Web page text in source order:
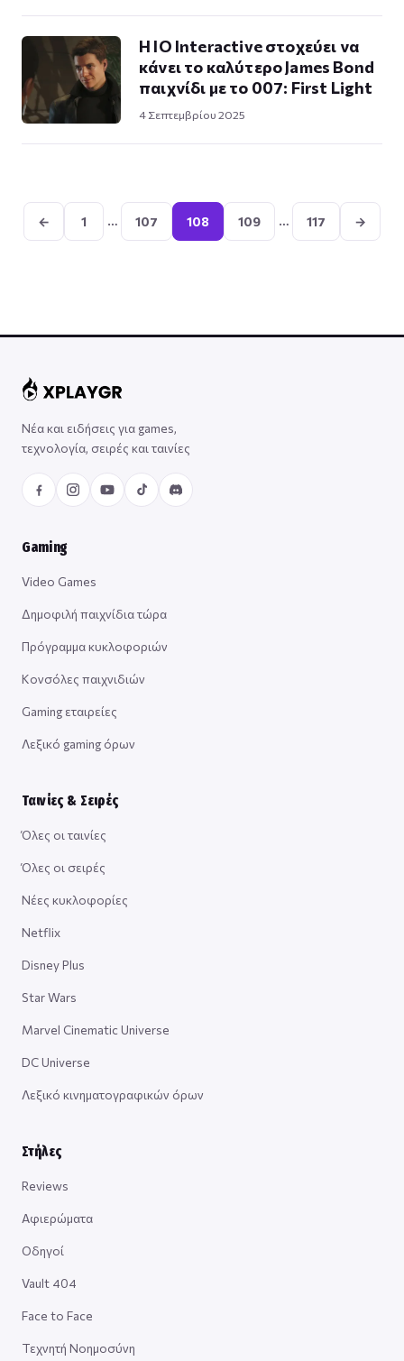
Η IO Interactive στοχεύει να
κάνει το καλύτερο James Bond
παιχνίδι με το 007: First Light
4 Σεπτεμβρίου 2025
άρθρων
← 1 … 107 108 109 … 117 →
Νέα και ειδήσεις για games,
τεχνολογία, σειρές και ταινίες
Gaming
Video Games
Δημοφιλή παιχνίδια τώρα
Πρόγραμμα κυκλοφοριών
Κονσόλες παιχνιδιών
Gaming εταιρείες
Λεξικό gaming όρων
Ταινίες & Σειρές
Όλες οι ταινίες
Όλες οι σειρές
Νέες κυκλοφορίες
Netflix
Disney Plus
Star Wars
Marvel Cinematic Universe
DC Universe
Λεξικό κινηματογραφικών όρων
Στήλες
Reviews
Αφιερώματα
Οδηγοί
Vault 404
Face to Face
Τεχνητή Νοημοσύνη